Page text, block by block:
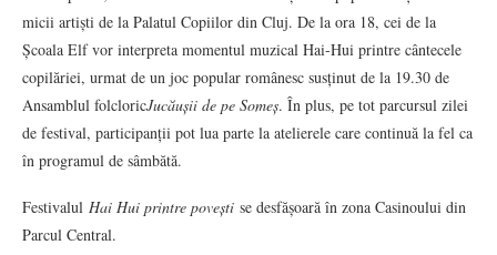
micii artiști de la Palatul Copiilor din Cluj. De la ora 18, cei de la
Școala Elf vor interpreta momentul muzical Hai-Hui printre cântecele
copilăriei, urmat de un joc popular românesc susținut de la 19.30 de
Ansamblul folcloricJucăușii de pe Someș. În plus, pe tot parcursul zilei
de festival, participanții pot lua parte la atelierele care continuă la fel ca
în programul de sâmbătă.
Festivalul Hai Hui printre povești se desfășoară în zona Casinoului din
Parcul Central.